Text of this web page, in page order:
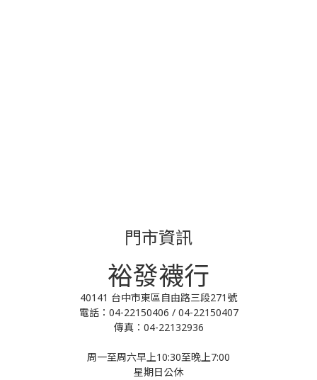
門市資訊
裕發襪行
40141 台中市東區自由路三段271號
電話：04-22150406 / 04-22150407
傳真：04-22132936
周一至周六早上10:30至晚上7:00
星期日公休